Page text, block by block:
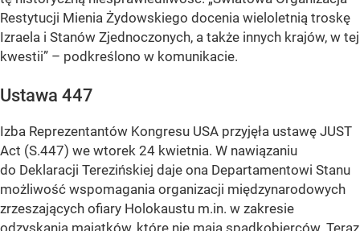
Restytucji Mienia Żydowskiego docenia wieloletnią troskę
Izraela i Stanów Zjednoczonych, a także innych krajów, w tej
kwestii” – podkreślono w komunikacie.
Ustawa 447
Izba Reprezentantów Kongresu USA przyjęła ustawę JUST
Act (S.447) we wtorek 24 kwietnia. W nawiązaniu
do Deklaracji Terezińskiej daje ona Departamentowi Stanu
możliwość wspomagania organizacji międzynarodowych
zrzeszających ofiary Holokaustu m.in. w zakresie
odzyskania majątków, które nie mają spadkobierców. Teraz